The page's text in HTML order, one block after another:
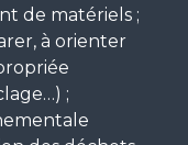
de matériels ;
à orienter
;